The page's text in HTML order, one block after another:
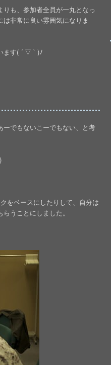
も、参加者全員が一丸となっ
非常に良い雰囲気になりま
ます( ´ ▽ ` )ﾉ
でもないこーでもない、と考
をベースにしたりして、自分は
うことにしました。